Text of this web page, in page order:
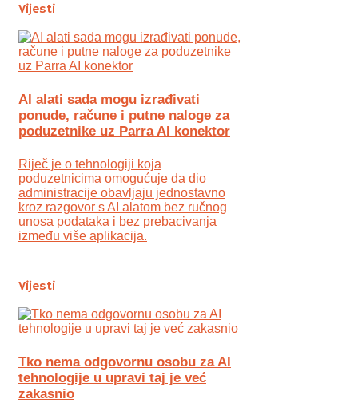
Vijesti
AI alati sada mogu izrađivati
ponude, račune i putne naloge za
poduzetnike uz Parra AI konektor
Riječ je o tehnologiji koja
poduzetnicima omogućuje da dio
administracije obavljaju jednostavno
kroz razgovor s AI alatom bez ručnog
unosa podataka i bez prebacivanja
između više aplikacija.
Vijesti
Tko nema odgovornu osobu za AI
tehnologije u upravi taj je već
zakasnio